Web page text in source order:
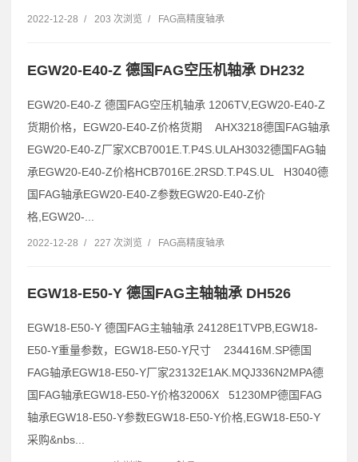
2022-12-28 / 203 次浏览 / FAG高精度轴承
EGW20-E40-Z 德国FAG空压机轴承 DH232
EGW20-E40-Z 德国FAG空压机轴承 1206TV,EGW20-E40-Z
货期价格，EGW20-E40-Z价格货期 AHX3218德国FAG轴承
EGW20-E40-Z厂家XCB7001E.T.P4S.ULAH3032德国FAG轴
承EGW20-E40-Z价格HCB7016E.2RSD.T.P4S.UL H3040德
国FAG轴承EGW20-E40-Z参数EGW20-E40-Z价
格,EGW20-...
2022-12-28 / 227 次浏览 / FAG高精度轴承
EGW18-E50-Y 德国FAG主轴轴承 DH526
EGW18-E50-Y 德国FAG主轴轴承 24128E1TVPB,EGW18-
E50-Y重量参数，EGW18-E50-Y尺寸 234416M.SP德国
FAG轴承EGW18-E50-Y厂家23132E1AK.MQJ336N2MPA德
国FAG轴承EGW18-E50-Y价格32006X 51230MP德国FAG
轴承EGW18-E50-Y参数EGW18-E50-Y价格,EGW18-E50-Y
采购&nbs...